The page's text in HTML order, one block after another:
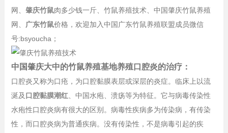
网、 肇庆竹鼠肉多少钱一斤、竹鼠养殖技术、中国肇庆竹鼠养殖
网、 广东竹鼠价格，欢迎加入中国广东竹鼠养殖联盟成员微信
号:bsyoucha；
中国肇庆大中的竹鼠养殖基地养殖口腔炎的治疗：
口腔炎又称为口疮，为口腔黏膜表层或深层的炎症。临床上以流
涎及口腔黏膜潮红、中国水疱、溃疡等为特征。它与病毒传染性
水疱性口腔炎病有很大的区别。病毒性疾病多为传染病，有传染
性，而口腔炎病为普通疾病。没有传染性，不是病毒引起的疾